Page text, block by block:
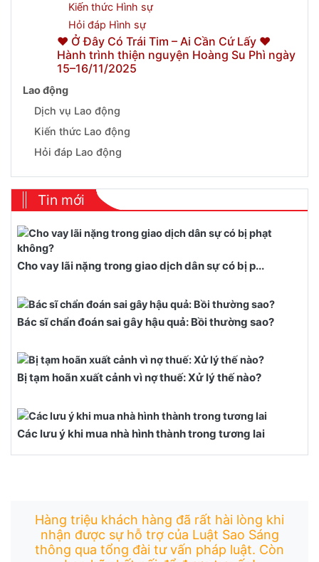
Kiến thức Hình sự
Hỏi đáp Hình sự
❤️ Ở Đây Có Trái Tim – Ai Cần Cứ Lấy ❤️
Hành trình thiện nguyện Hoàng Su Phì ngày
15–16/11/2025
Lao động
Dịch vụ Lao động
Kiến thức Lao động
Hỏi đáp Lao động
Tin mới
Cho vay lãi nặng trong giao dịch dân sự có bị p...
Bác sĩ chẩn đoán sai gây hậu quả: Bồi thường sao?
Bị tạm hoãn xuất cảnh vì nợ thuế: Xử lý thế nào?
Các lưu ý khi mua nhà hình thành trong tương lai
Hàng triệu khách hàng đã rất hài lòng khi
nhận được sự hỗ trợ của Luật Sao Sáng
thông qua tổng đài tư vấn pháp luật. Còn